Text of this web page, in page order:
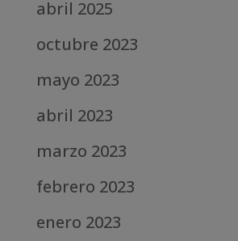
abril 2025
octubre 2023
mayo 2023
abril 2023
marzo 2023
febrero 2023
enero 2023